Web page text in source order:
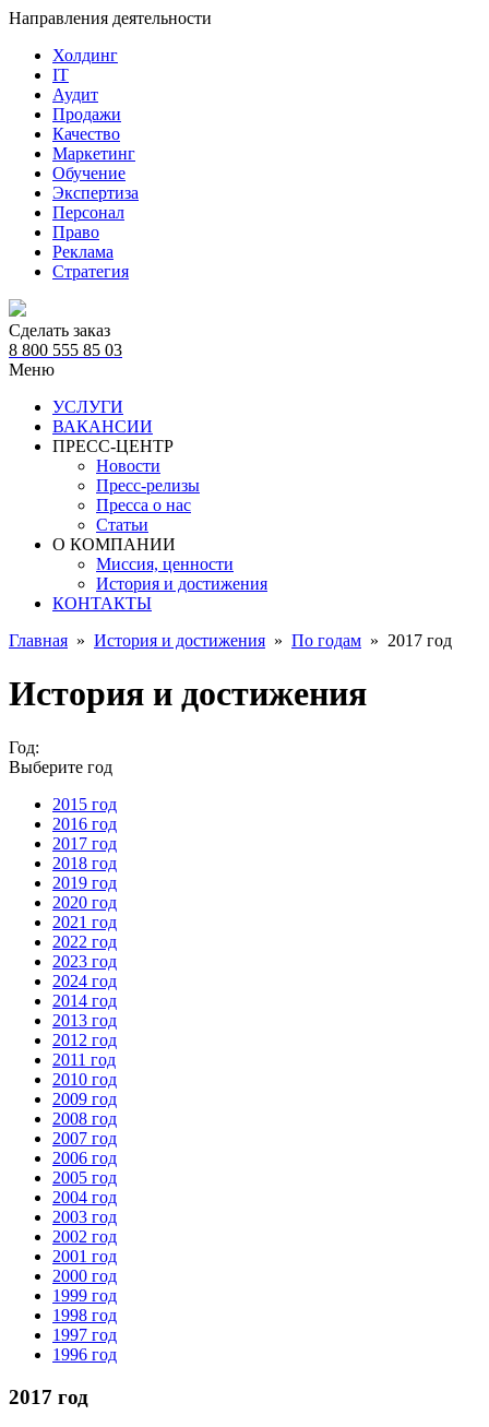
Направления деятельности
Холдинг
IT
Аудит
Продажи
Качество
Маркетинг
Обучение
Экспертиза
Персонал
Право
Реклама
Стратегия
Сделать заказ
8 800 555 85 03
Меню
УСЛУГИ
ВАКАНСИИ
ПРЕСС-ЦЕНТР
Новости
Пресс-релизы
Пресса о нас
Статьи
О КОМПАНИИ
Миссия, ценности
История и достижения
КОНТАКТЫ
Главная » История и достижения » По годам » 2017 год
История и достижения
Год:
Выберите год
2015 год
2016 год
2017 год
2018 год
2019 год
2020 год
2021 год
2022 год
2023 год
2024 год
2014 год
2013 год
2012 год
2011 год
2010 год
2009 год
2008 год
2007 год
2006 год
2005 год
2004 год
2003 год
2002 год
2001 год
2000 год
1999 год
1998 год
1997 год
1996 год
2017 год